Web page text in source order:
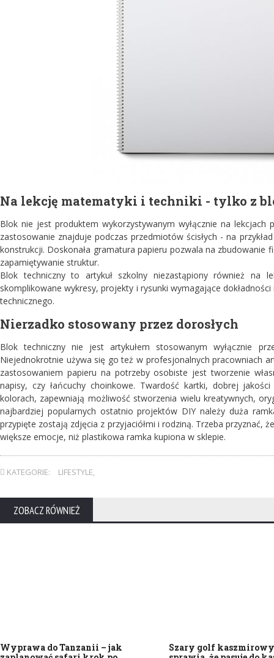
Na lekcję matematyki i techniki - tylko z
Blok nie jest produktem wykorzystywanym wyłącznie na
zastosowanie znajduje podczas przedmiotów ścisłych - na
konstrukcji. Doskonała gramatura papieru pozwala na zbudowanie
zapamiętywanie struktur.
Blok techniczny to artykuł szkolny niezastąpiony również na
skomplikowane wykresy, projekty i rysunki wymagające
technicznego.
Nierzadko stosowany przez dorosłych
Blok techniczny nie jest artykułem stosowanym wyłącznie
Niejednokrotnie używa się go też w profesjonalnych pracowniach
zastosowaniem papieru na potrzeby osobiste jest tworzenie
napisy, czy łańcuchy choinkowe. Twardość kartki, dobrej
kolorach, zapewniają możliwość stworzenia wielu kreatywnych,
najbardziej popularnych ostatnio projektów DIY należy duża
przypięte zostają zdjęcia z przyjaciółmi i rodziną. Trzeba przyznać,
większe emocje, niż plastikowa ramka kupiona w sklepie.
KATEGORIE: LIFESTYLE,
ZOBACZ RÓWNIEŻ
Wyprawa do Tanzanii – jak
Szary golf kaszmirowy